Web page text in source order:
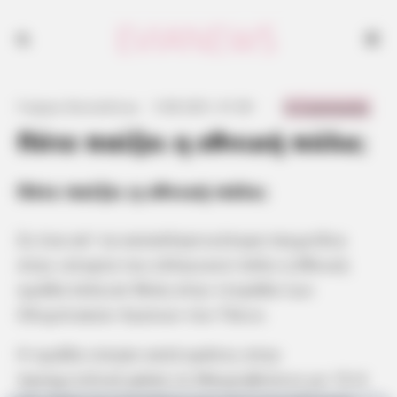
Πότε παίζει η εθνική πόλο;
Πότε παίζει η εθνική πόλο;